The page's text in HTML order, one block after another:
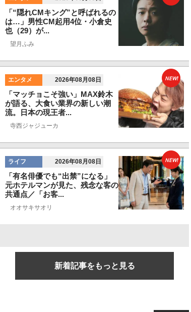
「“隠れCMキング”と呼ばれるの
は…」男性CM起用4位・小倉史
也（29）が...
望月ふみ
エンタメ 2026年08月08日
「マッチョこそ強い」MAX鈴木
が語る、大食い業界の新しい潮
流。日本の現王者...
寺西ジャジューカ
NEW!
ライフ 2026年08月08日
「有名俳優でも“出禁”になる」
元ホテルマンが見た、残念な客の
共通点／「お客...
オオサキサオリ
NEW!
新着記事をもっと見る